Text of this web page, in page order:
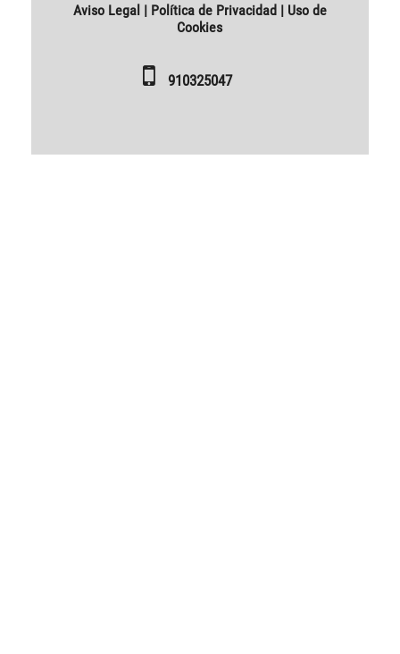
Aviso Legal | Política de Privacidad| Uso de
Cookies
910325047